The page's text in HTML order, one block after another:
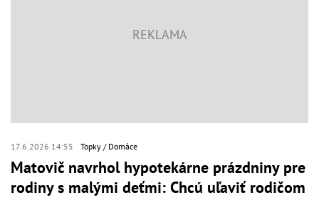
17.6.2026 14:55 Topky Domáce
Matovič navrhol hypotekárne prázdniny pre
rodiny s malými deťmi: Chcú uľaviť rodičom